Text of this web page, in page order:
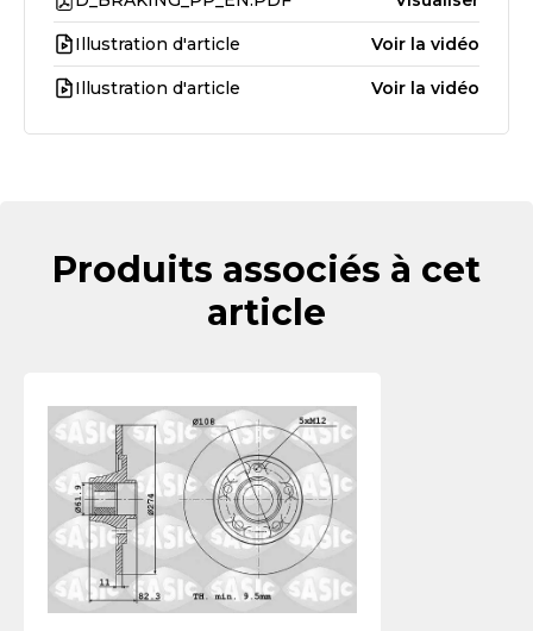
Illustration d'article Voir la vidéo
Illustration d'article Voir la vidéo
Produits associés à cet
article